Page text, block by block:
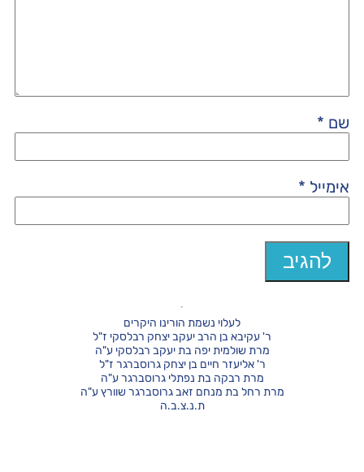
שם *
אימייל *
לעלוי נשמת הורינו היקרים
ר' עקיבא בן הרב יעקב יצחק רבלסקי ז"ל
מרת שולמית יפה בת יעקב רבלסקי ע"ה
ר' אליעזר חיים בן יצחק גרוסברגר ז"ל
מרת רבקה בת נפתלי גרוסברגר ע"ה
מרת רחל בת מנחם זאב גרוסברגר שוורץ ע"ה
ת.נ.צ.ב.ה